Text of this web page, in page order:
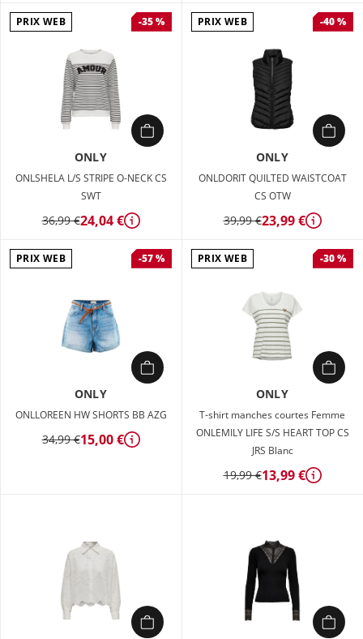
PRIX WEB -35 %
ONLY
ONLSHELA L/S STRIPE O-NECK CS
SWT
36,99 €24,04 € Détails
PRIX WEB -40 %
ONLY
ONLDORIT QUILTED WAISTCOAT
CS OTW
39,99 €23,99 € Détails
PRIX WEB -57 %
ONLY
ONLLOREEN HW SHORTS BB AZG
34,99 €15,00 € Détails
PRIX WEB -30 %
ONLY
T-shirt manches courtes Femme
ONLEMILY LIFE S/S HEART TOP CS
JRS Blanc
19,99 €13,99 € Détails